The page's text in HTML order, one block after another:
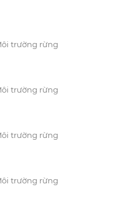
trường rừng
trường rừng
trường rừng
trường rừng